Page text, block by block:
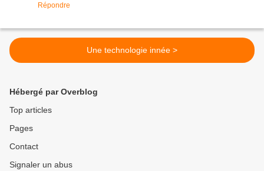
Répondre
Une technologie innée >
Hébergé par Overblog
Top articles
Pages
Contact
Signaler un abus